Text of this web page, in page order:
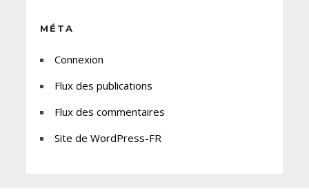
MÉTA
Connexion
Flux des publications
Flux des commentaires
Site de WordPress-FR